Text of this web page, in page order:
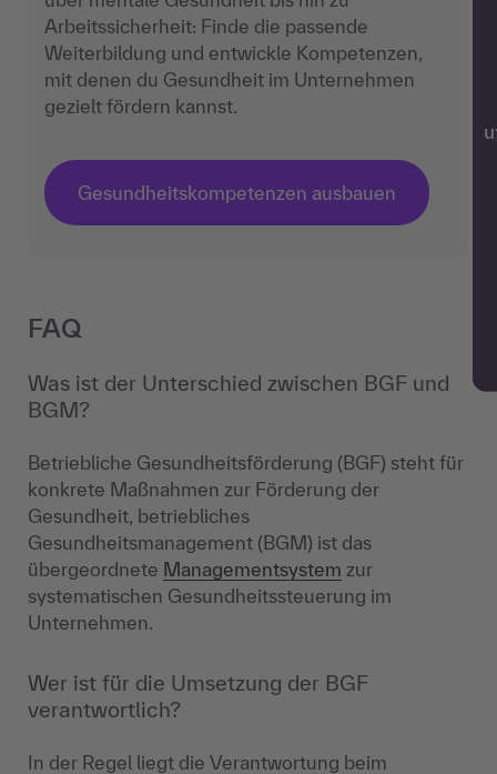
Arbeitssicherheit: Finde die passende
Weiterbildung und entwickle Kompetenzen,
mit denen du Gesundheit im Unternehmen
gezielt fördern kannst.
Gesundheitskompetenzen ausbauen
FAQ
Was ist der Unterschied zwischen BGF und
BGM?
Betriebliche Gesundheitsförderung (BGF) steht für
konkrete Maßnahmen zur Förderung der
Gesundheit, betriebliches
Gesundheitsmanagement (BGM) ist das
übergeordnete Managementsystem zur
systematischen Gesundheitssteuerung im
Unternehmen.
Wer ist für die Umsetzung der BGF
verantwortlich?
In der Regel liegt die Verantwortung beim